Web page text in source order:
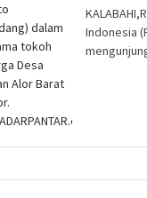
Indonesia